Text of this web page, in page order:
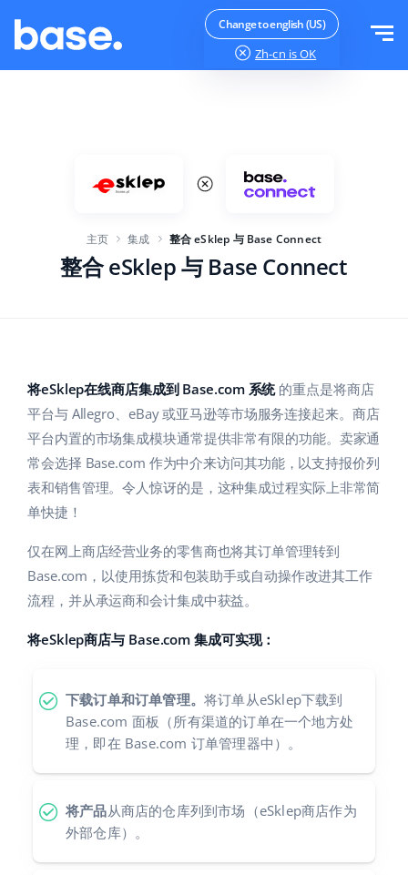
Change to english (US)
Zh-cn is OK
发货管理
Base Connect
用于电子商务的人工智能
Base Analytics
针对电子商务初创企业
家庭与花园
儿童产品
电子产品
汽车零部件
超市
帮助
学院
服务
账户审计
其他
中文
english (US)
english (GB)
english (IN)
čeština
deutsch
Ελληνικά
español (MX)
Italiano
polski
登录
主页 集成 整合 eSklep 与 Base Connect
整合 eSklep 与 Base Connect
将eSklep在线商店集成到 Base.com 系统的重点是将商店
平台与 Allegro、eBay 或亚马逊等市场服务连接起来。商店
平台内置的市场集成模块通常提供非常有限的功能。卖家通
常会选择 Base.com 作为中介来访问其功能，以支持报价列
表和销售管理。令人惊讶的是，这种集成过程实际上非常简
单快捷！
仅在网上商店经营业务的零售商也将其订单管理转到
Base.com，以使用拣货和包装助手或自动操作改进其工作
流程，并从承运商和会计集成中获益。
将eSklep商店与 Base.com 集成可实现：
下载订单和订单管理。 将订单从eSklep下载到
Base.com 面板（所有渠道的订单在一个地方处
理，即在 Base.com 订单管理器中）。
将产品从商店的仓库列到市场（eSklep商店作为
外部仓库）。